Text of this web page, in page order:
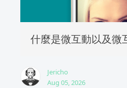
什麼是微互動以及微
Jericho
Aug 05, 2026